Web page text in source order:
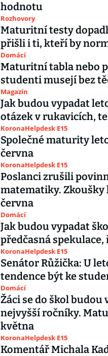
hodnotu
Rozhovory
Maturitní testy
přišli i ti, kteří by
Domácí
Maturitní tabla nebo
studenti musejí bez
Magazín
Jak budou vypadat
otázek v rukavicích,
KoronaHelpdesk E15
Společné maturity
června
KoronaHelpdesk E15
Poslanci zrušili
matematiky. Zkoušky
června
Domácí
Jak budou vypadat
předčasná
KoronaHelpdesk E15
Senátor Růžička: U
tendence být ke
Domácí
Žáci se do škol
nejvyšší ročníky.
května
KoronaHelpdesk E15
Komentář Michala